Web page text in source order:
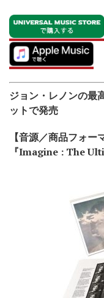
ジョン・レノンの最
ットで発売
【音源／商品フォー
『Imagine : The